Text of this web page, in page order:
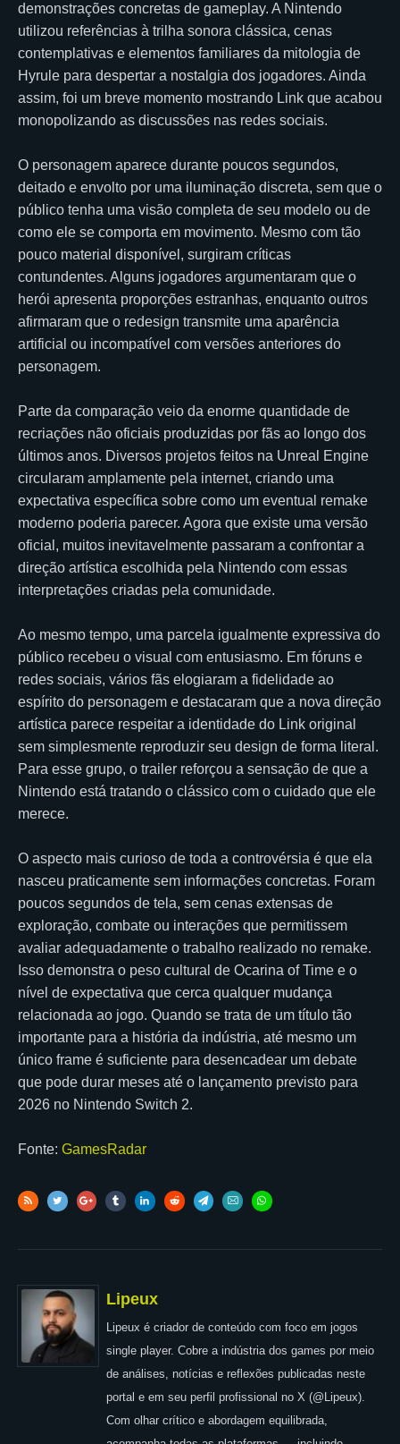
demonstrações concretas de gameplay. A Nintendo
utilizou referências à trilha sonora clássica, cenas
contemplativas e elementos familiares da mitologia de
Hyrule para despertar a nostalgia dos jogadores. Ainda
assim, foi um breve momento mostrando Link que acabou
monopolizando as discussões nas redes sociais.
O personagem aparece durante poucos segundos,
deitado e envolto por uma iluminação discreta, sem que o
público tenha uma visão completa de seu modelo ou de
como ele se comporta em movimento. Mesmo com tão
pouco material disponível, surgiram críticas
contundentes. Alguns jogadores argumentaram que o
herói apresenta proporções estranhas, enquanto outros
afirmaram que o redesign transmite uma aparência
artificial ou incompatível com versões anteriores do
personagem.
Parte da comparação veio da enorme quantidade de
recriações não oficiais produzidas por fãs ao longo dos
últimos anos. Diversos projetos feitos na Unreal Engine
circularam amplamente pela internet, criando uma
expectativa específica sobre como um eventual remake
moderno poderia parecer. Agora que existe uma versão
oficial, muitos inevitavelmente passaram a confrontar a
direção artística escolhida pela Nintendo com essas
interpretações criadas pela comunidade.
Ao mesmo tempo, uma parcela igualmente expressiva do
público recebeu o visual com entusiasmo. Em fóruns e
redes sociais, vários fãs elogiaram a fidelidade ao
espírito do personagem e destacaram que a nova direção
artística parece respeitar a identidade do Link original
sem simplesmente reproduzir seu design de forma literal.
Para esse grupo, o trailer reforçou a sensação de que a
Nintendo está tratando o clássico com o cuidado que ele
merece.
O aspecto mais curioso de toda a controvérsia é que ela
nasceu praticamente sem informações concretas. Foram
poucos segundos de tela, sem cenas extensas de
exploração, combate ou interações que permitissem
avaliar adequadamente o trabalho realizado no remake.
Isso demonstra o peso cultural de Ocarina of Time e o
nível de expectativa que cerca qualquer mudança
relacionada ao jogo. Quando se trata de um título tão
importante para a história da indústria, até mesmo um
único frame é suficiente para desencadear um debate
que pode durar meses até o lançamento previsto para
2026 no Nintendo Switch 2.
Fonte: GamesRadar
Lipeux
Lipeux é criador de conteúdo com foco em jogos
single player. Cobre a indústria dos games por meio
de análises, notícias e reflexões publicadas neste
portal e em seu perfil profissional no X (@Lipeux).
Com olhar crítico e abordagem equilibrada,